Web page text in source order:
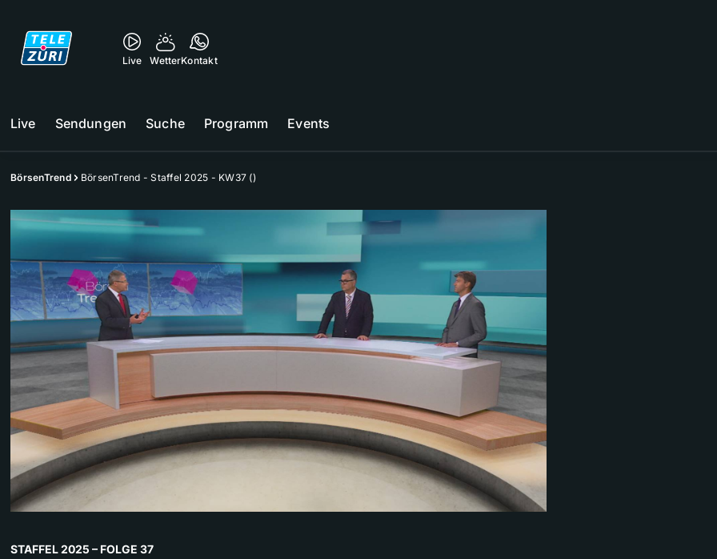
Live WetterKontakt
Live Sendungen Suche Programm Events
BörsenTrend BörsenTrend - Staffel 2025 - KW37 ()
STAFFEL 2025 – FOLGE 37